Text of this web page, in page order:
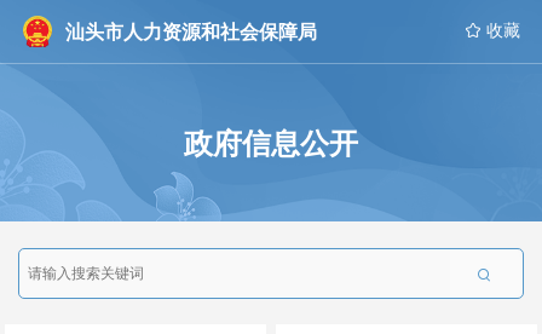
汕头市人力资源和社会保障局  收藏
政府信息公开
